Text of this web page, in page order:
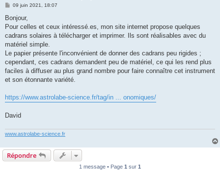
M
s
a
g
09 juin 2021, 18:07
Bonjour,
Pour celles et ceux intéressé.es, mon site internet propose quelques
cadrans solaires à télécharger et imprimer. Ils sont réalisables avec du
matériel simple.
Le papier présente l'inconvénient de donner des cadrans peu rigides ;
cependant, ces cadrans demandent peu de matériel, ce qui les rend plus
faciles à diffuser au plus grand nombre pour faire connaître cet instrument
et son étonnante variété.
https://www.astrolabe-science.fr/tag/in ... onomiques/
David
www.astrolabe-science.fr
Répondre
1 message • Page 1 sur 1